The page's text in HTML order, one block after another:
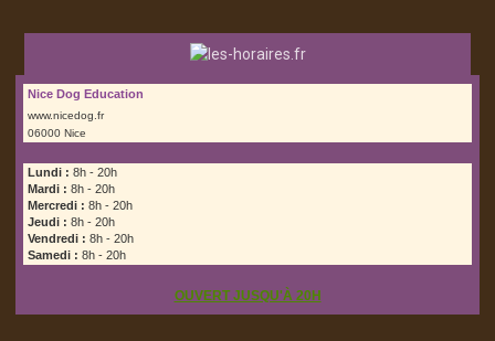
Nice Dog Education
www.nicedog.fr
06000 Nice
Lundi : 8h - 20h
Mardi : 8h - 20h
Mercredi : 8h - 20h
Jeudi : 8h - 20h
Vendredi : 8h - 20h
Samedi : 8h - 20h
OUVERT JUSQU'À 20H